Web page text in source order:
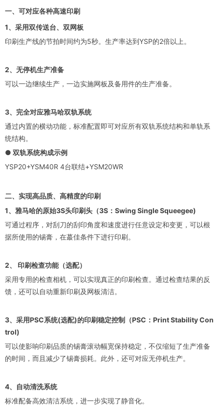
一、可对应各种高速印刷
1、采用双传送台、双网板
印刷生产线的节拍时间约为5秒。生产率达到YSP的2倍以上。
2、无停机生产准备
可以一边继续生产，一边实施网板及备用件的生产准备。
3、完全对应雅马哈双轨系统
通过内置的横动功能，标准配置即可对应所有双轨系统结构和单轨系
统结构。
● 双轨系统构成示例
YSP20+YSM40R 4台联结+YSM20WR
二、实现高品质、高精度的印刷
1、雅马哈的原始3S头印刷头（3S：Swing Single Squeegee)
可通过程序，对刮刀的刮印角度和速度进行任意设定和变更，可以根
据所使用的锡膏，在蕞佳条件下进行印刷。
2、 印刷检查功能（选配）
采用专用的检查相机，可以实现真正的印刷检查。通过检查结果的反
馈，还可以自动重新印刷及网板清洁。
3、采用PSC系统(选配)的印刷稳定控制（PSC：Print Stability Con
trol)
可以使影响印刷品质的锡膏滚动幅宽保持稳定，不仅缩短了生产准备
的时间，而且减少了锡膏损耗。此外，还可对应无停机生产。
4、自动清洗系统
标准配备高效清洁系统，进一步实现了静音化。